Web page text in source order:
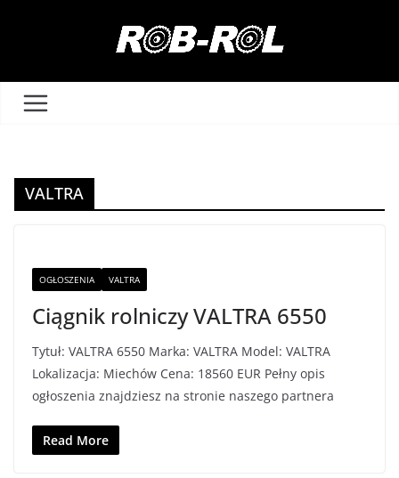
VALTRA
OGŁOSZENIA VALTRA
Ciągnik rolniczy VALTRA 6550
Tytuł: VALTRA 6550 Marka: VALTRA Model: VALTRA
Lokalizacja: Miechów Cena: 18560 EUR Pełny opis
ogłoszenia znajdziesz na stronie naszego partnera
Read More